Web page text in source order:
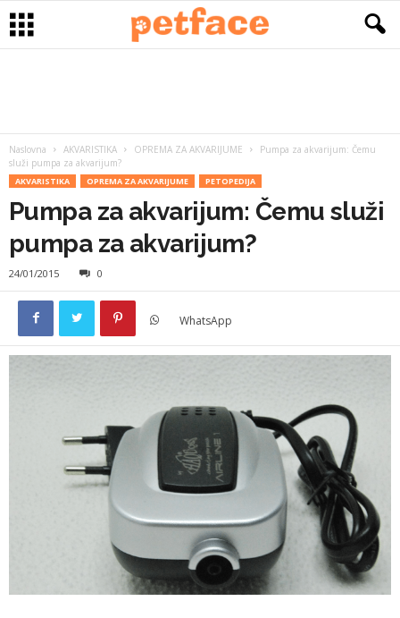
Naslovna AKVARISTIKA OPREMA ZA AKVARIJUME
Pumpa za akvarijum: Čemu
služi pumpa za akvarijum?
AKVARISTIKA OPREMA ZA AKVARIJUME PETOPEDIJA
Pumpa za akvarijum: Čemu služi
pumpa za akvarijum?
24/01/2015 0
WhatsApp